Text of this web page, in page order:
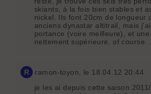
skiants, à la fois bien stables et
nickel. Ils font 20cm de longueur
anciens dynastar altitrail, mais
portance (voire meilleure), et
nettement supérieure, of course...
R ramon-toyon, le 18.04.12 20:44
je les ai depuis cette saison